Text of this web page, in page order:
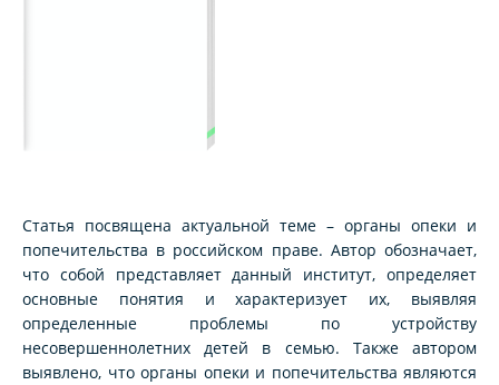
Статья посвящена актуальной теме – органы опеки и
попечительства в российском праве. Автор обозначает,
что собой представляет данный институт, определяет
основные понятия и характеризует их, выявляя
определенные проблемы по устройству
несовершеннолетних детей в семью. Также автором
выявлено, что органы опеки и попечительства являются